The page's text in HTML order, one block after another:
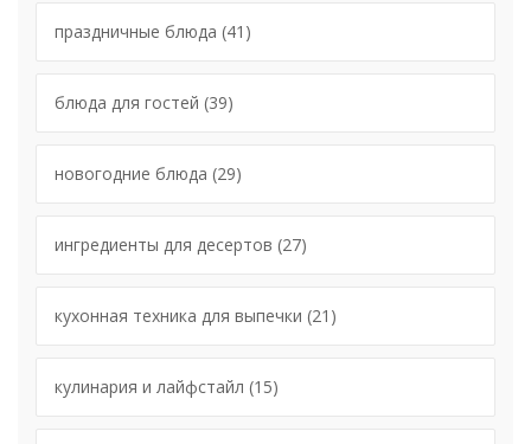
праздничные блюда (41)
блюда для гостей (39)
новогодние блюда (29)
ингредиенты для десертов (27)
кухонная техника для выпечки (21)
кулинария и лайфстайл (15)